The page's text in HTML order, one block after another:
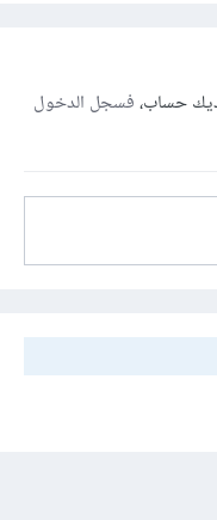
حساب،فسجل الدخول